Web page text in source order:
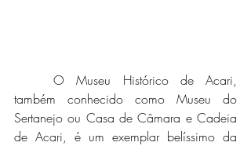
	O Museu Histórico de Acari,
também conhecido como Museu do
Sertanejo ou Casa de Câmara e Cadeia
de Acari, é um exemplar belíssimo da